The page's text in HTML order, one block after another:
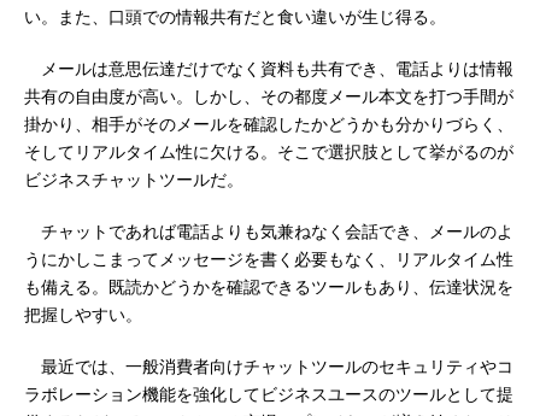
い。また、口頭での情報共有だと食い違いが生じ得る。
メールは意思伝達だけでなく資料も共有でき、電話よりは情報
共有の自由度が高い。しかし、その都度メール本文を打つ手間が
掛かり、相手がそのメールを確認したかどうかも分かりづらく、
そしてリアルタイム性に欠ける。そこで選択肢として挙がるのが
ビジネスチャットツールだ。
チャットであれば電話よりも気兼ねなく会話でき、メールのよ
うにかしこまってメッセージを書く必要もなく、リアルタイム性
も備える。既読かどうかを確認できるツールもあり、伝達状況を
把握しやすい。
最近では、一般消費者向けチャットツールのセキュリティやコ
ラボレーション機能を強化してビジネスユースのツールとして提